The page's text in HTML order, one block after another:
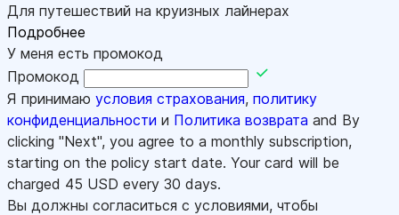
Для путешествий на круизных лайнерах
Подробнее
У меня есть промокод
Промокод
Я принимаю условия страхования, политику
конфиденциальности и Политика возврата and By
clicking "Next", you agree to a monthly subscription,
starting on the policy start date. Your card will be
charged 45 USD every 30 days.
Вы должны согласиться с условиями, чтобы